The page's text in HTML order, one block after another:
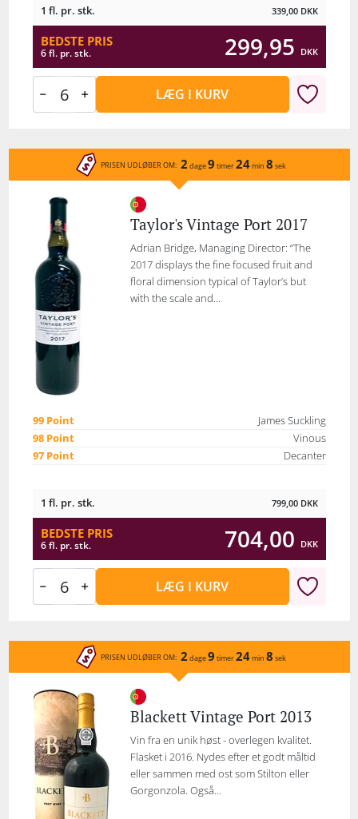
1 fl. pr. stk. 339,00 DKK
BEDSTE PRIS
6 fl. pr. stk. 299,95 DKK
LÆG I KURV
PRISEN UDLØBER OM: 2 dage9 timer24min 8 sek
Taylor's Vintage Port 2017
Adrian Bridge, Managing Director: “The
2017 displays the fine focused fruit and
floral dimension typical of Taylor’s but
with the scale and...
99 Point
James Suckling
98 Point
Vinous
97 Point
Decanter
1 fl. pr. stk. 799,00 DKK
BEDSTE PRIS
6 fl. pr. stk. 704,00 DKK
LÆG I KURV
PRISEN UDLØBER OM: 2 dage9 timer24min 8 sek
Blackett Vintage Port 2013
Vin fra en unik høst - overlegen kvalitet.
Flasket i 2016. Nydes efter et godt måltid
eller sammen med ost som Stilton eller
Gorgonzola. Også...